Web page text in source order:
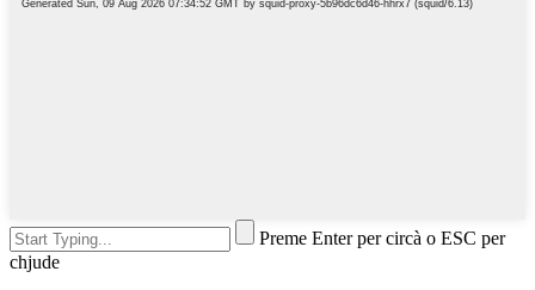
Preme Enter per circà o ESC per
chjude